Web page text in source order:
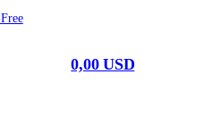
0,00 USD